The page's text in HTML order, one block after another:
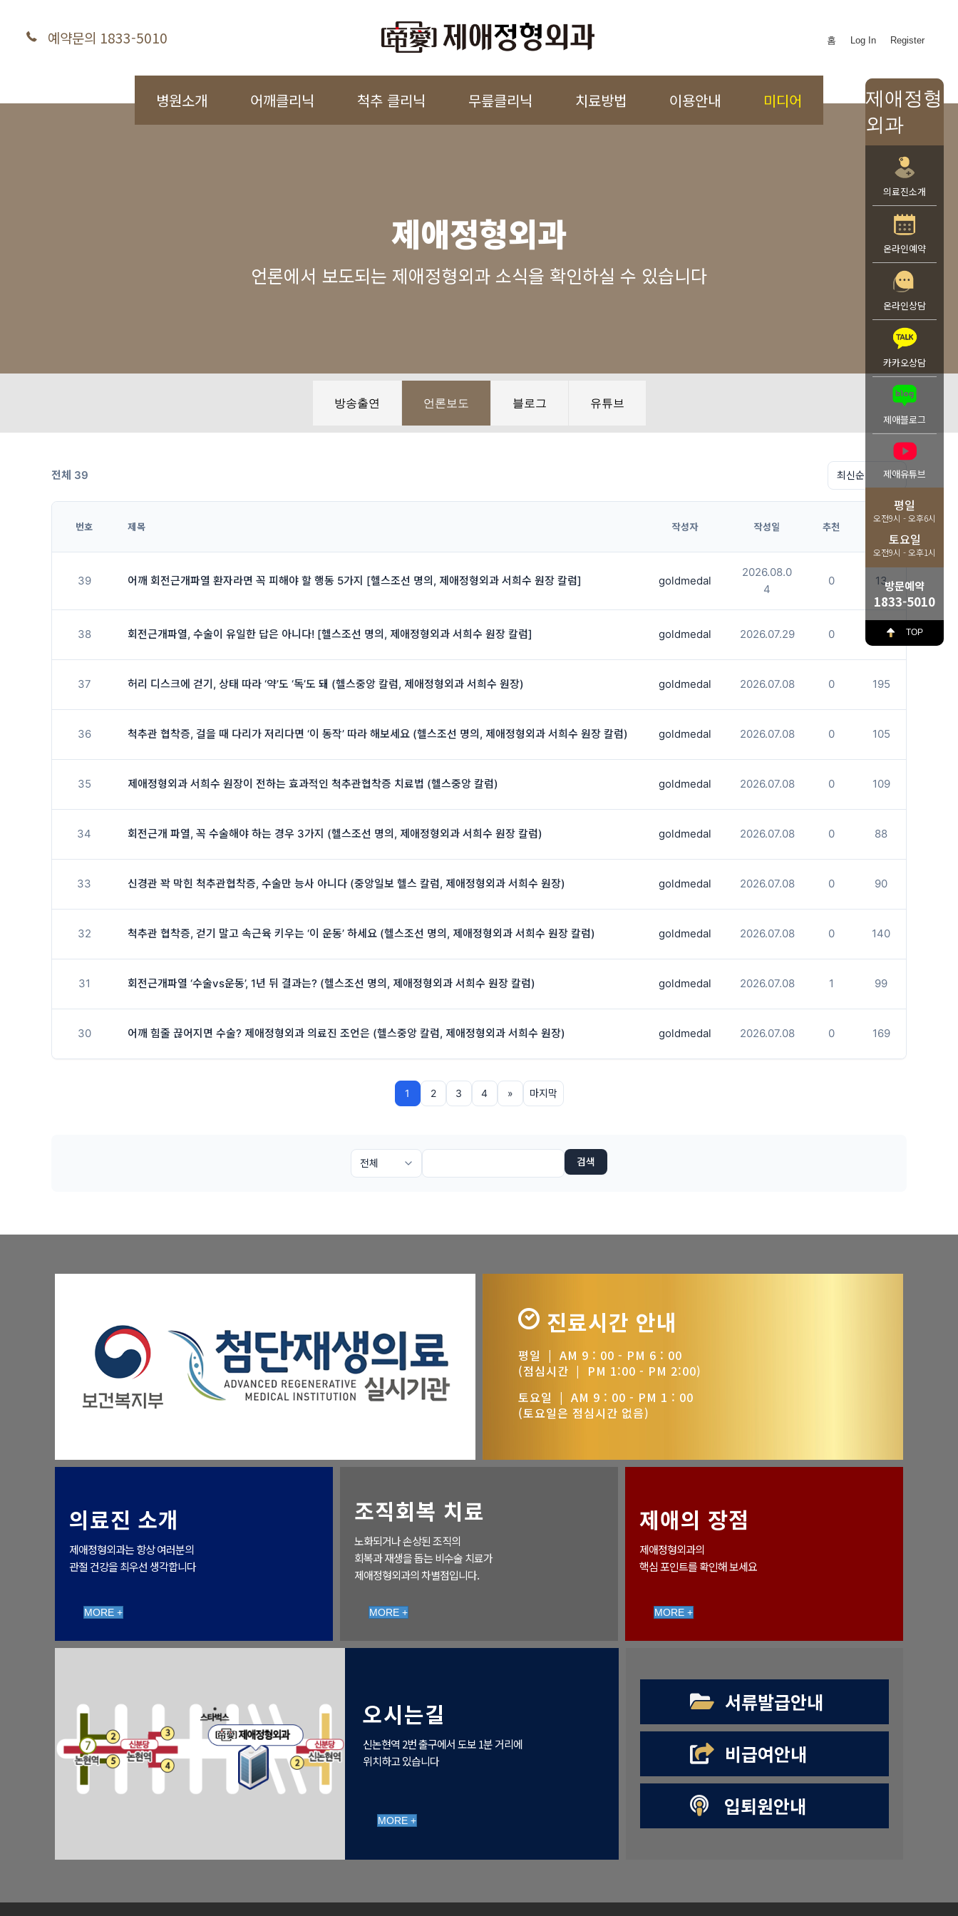
예약문의 1833-5010 홈 Log In Register
병원소개 어깨클리닉 척추 클리닉 무릎클리닉 치료방법 이용안내 미디어
제애정형외과
언론에서 보도되는 제애정형외과 소식을 확인하실 수 있습니다
방송출연 언론보도 블로그 유튜브
전체 39
번호 제목 작성자 작성일 추천
39 어깨 회전근개파열 환자라면 꼭 피해야 할 행동 5가지 [헬스조선 명의, 제애정형외과 서희수 원장 칼럼] goldmedal
2026.08.0
4
0 13
38 회전근개파열, 수술이 유일한 답은 아니다! [헬스조선 명의, 제애정형외과 서희수 원장 칼럼] goldmedal 2026.07.29 0 32
37 허리 디스크에 걷기, 상태 따라 ‘약’도 ‘독’도 돼 (헬스중앙 칼럼, 제애정형외과 서희수 원장) goldmedal 2026.07.08 0 195
36 척추관 협착증, 걸을 때 다리가 저리다면 ‘이 동작’ 따라 해보세요 (헬스조선 명의, 제애정형외과 서희수 원장 칼럼) goldmedal 2026.07.08 0 105
35 제애정형외과 서희수 원장이 전하는 효과적인 척추관협착증 치료법 (헬스중앙 칼럼) goldmedal 2026.07.08 0 109
34 회전근개 파열, 꼭 수술해야 하는 경우 3가지 (헬스조선 명의, 제애정형외과 서희수 원장 칼럼) goldmedal 2026.07.08 0 88
33 신경관 꽉 막힌 척추관협착증, 수술만 능사 아니다 (중앙일보 헬스 칼럼, 제애정형외과 서희수 원장) goldmedal 2026.07.08 0 90
32 척추관 협착증, 걷기 말고 속근육 키우는 ‘이 운동’ 하세요 (헬스조선 명의, 제애정형외과 서희수 원장 칼럼) goldmedal 2026.07.08 0 140
31 회전근개파열 ‘수술vs운동’, 1년 뒤 결과는? (헬스조선 명의, 제애정형외과 서희수 원장 칼럼) goldmedal 2026.07.08 1 99
30 어깨 힘줄 끊어지면 수술? 제애정형외과 의료진 조언은 (헬스중앙 칼럼, 제애정형외과 서희수 원장) goldmedal 2026.07.08 0 169
1 2 3 4 » 마지막
검색
제애정형
외과
의료진소개
온라인예약
온라인상담
카카오상담
제애블로그
제애유튜브
평일
오전9시 - 오후6시
토요일
오전9시 - 오후1시
방문예약
1833-5010
TOP
진료시간 안내
평일 | AM 9 : 00 - PM 6 : 00
(점심시간 | PM 1:00 - PM 2:00)
토요일 | AM 9 : 00 - PM 1 : 00
(토요일은 점심시간 없음)
의료진 소개
제애정형외과는 항상 여러분의
관절 건강을 최우선 생각합니다
MORE +
조직회복 치료
노화되거나 손상된 조직의
회복과 재생을 돕는 비수술 치료가
제애정형외과의 차별점입니다.
MORE +
제애의 장점
제애정형외과의
핵심 포인트를 확인해 보세요
MORE +
오시는길
신논현역 2번 출구에서 도보 1분 거리에
위치하고 있습니다
MORE +
서류발급안내
비급여안내
입퇴원안내